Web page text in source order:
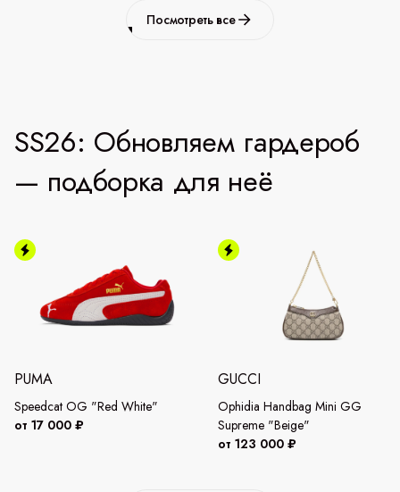
Посмотреть все
SS26: Обновляем гардероб
— подборка для неё
PUMA
Speedcat OG "Red White"
от 17 000 ₽
GUCCI
Ophidia Handbag Mini GG
Supreme "Beige"
от 123 000 ₽